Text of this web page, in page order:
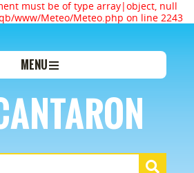
must be of type array|object, null
www/Meteo/Meteo.php on line 2243
MENU